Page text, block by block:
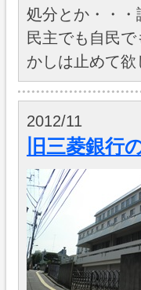
処分とか・・
民主でも自民
かしは止めて
2012/11
旧三菱銀行